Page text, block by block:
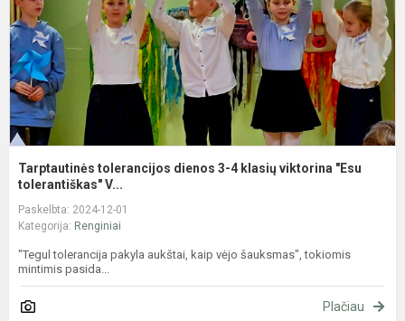
Tarptautinės tolerancijos dienos 3-4 klasių viktorina "Esu
tolerantiškas" V...
Paskelbta: 2024-12-01
Kategorija: Renginiai
"Tegul tolerancija pakyla aukštai, kaip vėjo šauksmas", tokiomis
mintimis pasida...
Plačiau